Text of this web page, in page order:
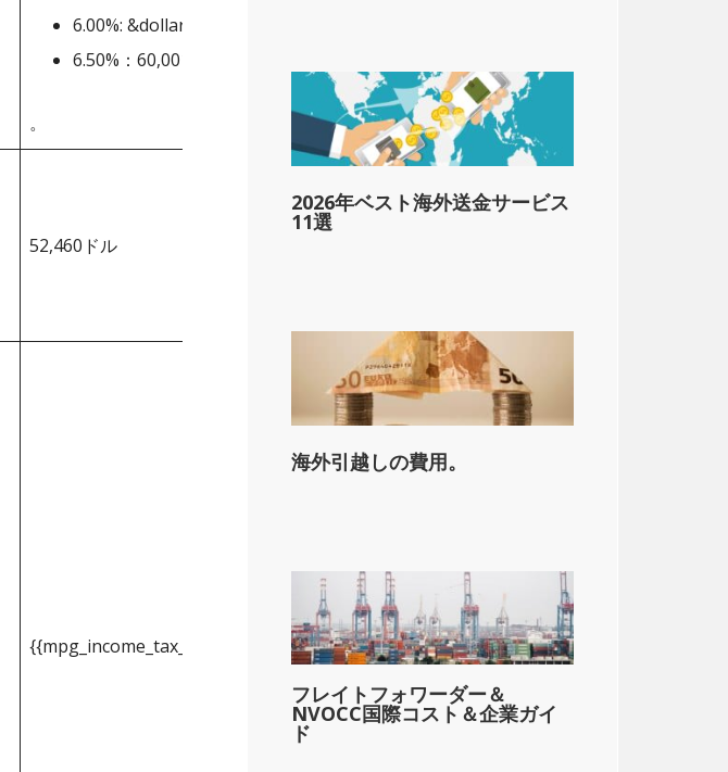
6.00%: &dollar;40,001-&dollar;60,000
6.50%：60,001ドル以上
。
52,460ドル
{{mpg_income_tax_based_on_state_median_single_2}}。
2026年ベスト海外送金サービス
11選
海外引越しの費用。
フレイトフォワーダー＆
NVOCC国際コスト＆企業ガイ
ド